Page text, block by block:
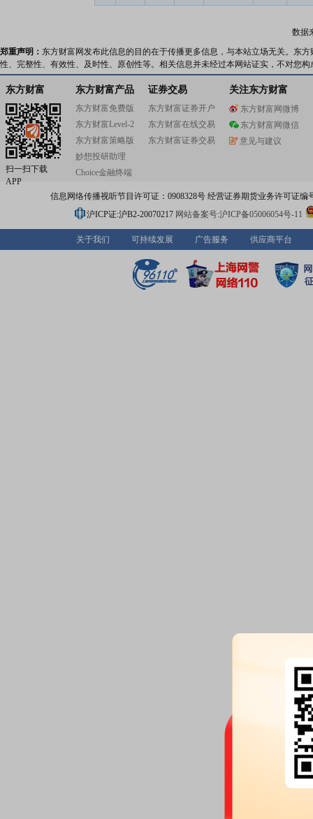
数据
郑重声明： 东方财富网发布此信息的目的在于传播更多信息，与本站立场无关。东
性、完整性、有效性、及时性、原创性等。相关信息并未经过本网站证实，不对您
东方财富
扫一扫下载
APP
东方财富产品
东方财富免费版
东方财富Level-2
东方财富策略版
妙想投研助理
Choice金融终端
证券交易
东方财富证券开户
东方财富在线交易
东方财富证券交易
关注东方财富
东方财富网微博
东方财富网微信
意见与建议
信息网络传播视听节目许可证：0908328号 经营证券期货业务许可证编
沪ICP证:沪B2-20070217 网站备案号:沪ICP备05006054号-11
关于我们 可持续发展 广告服务 供应商平台